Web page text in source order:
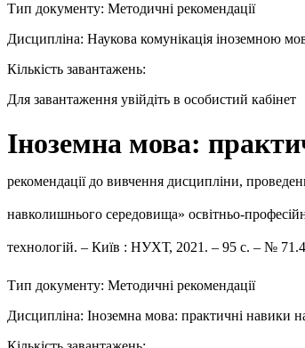
Тип документу: Методичні рекомендації
Дисципліна: Наукова комунікація іноземною
Кількість завантажень:
Для завантаження увійдіть в особистий кабінет
Іноземна мова:
рекомендації до вивчення дисципліни,
навколишнього середовища» освітньо-
технологій. – Київ : НУХТ, 2021. – 95 с. – №
Тип документу: Методичні рекомендації
Дисципліна: Іноземна мова: практичні навики